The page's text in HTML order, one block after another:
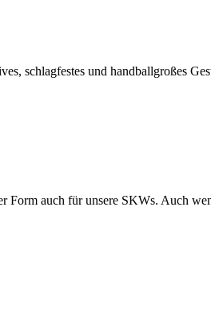
schlagfestes und handballgroßes
auch für unsere SKWs. Auch